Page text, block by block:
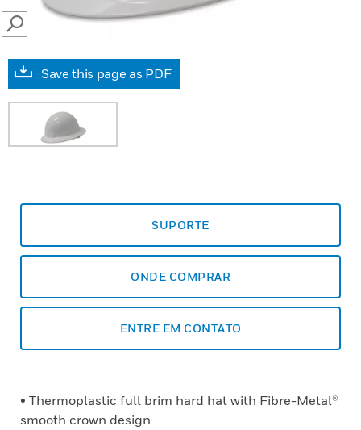
SEARCH
Save this page as PDF
SUPORTE
ONDE COMPRAR
ENTRE EM CONTATO
• Thermoplastic full brim hard hat with Fibre-Metal®
smooth crown design